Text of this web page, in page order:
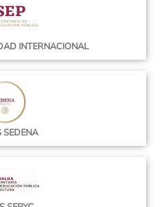
INTERNACIONAL
SEDENA